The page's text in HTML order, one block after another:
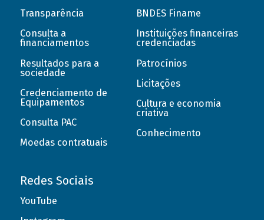
Transparência
Consulta a
financiamentos
Resultados para a
sociedade
Credenciamento de
Equipamentos
Consulta PAC
Moedas contratuais
BNDES Finame
Instituições financeiras
credenciadas
Patrocínios
Licitações
Cultura e economia
criativa
Conhecimento
Redes Sociais
YouTube